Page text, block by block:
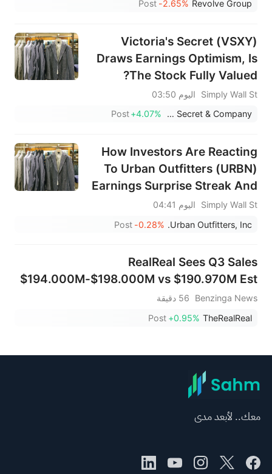
Revolve Group
-2.65%
Post
Victoria's Secret (VSXY)
Draws Earnings Optimism, Is
The Stock Fully Valued?
Simply Wall St
اليوم 03:50
Victoria's Secret & Company
+4.07%
Post
How Investors Are Reacting
To Urban Outfitters (URBN)
Earnings Surprise Streak And
Analyst Confidence
Simply Wall St
اليوم 04:41
Urban Outfitters, Inc.
-0.28%
Post
RealReal Sees Q3 Sales
$194.000M-$198.000M vs $190.970M Est
Benzinga News
56 دقيقة
TheRealReal
+0.95%
Post
معك.. لأبعد مدى